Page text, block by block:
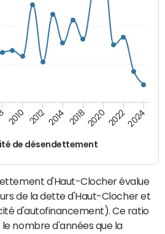
de désendettement
2010 2012 2014 20182020 20222024
d'Haut-Clocher évalue
de la dette d'Haut-Clocher et
d'autofinancement). Ce ratio
nombre d'années que la